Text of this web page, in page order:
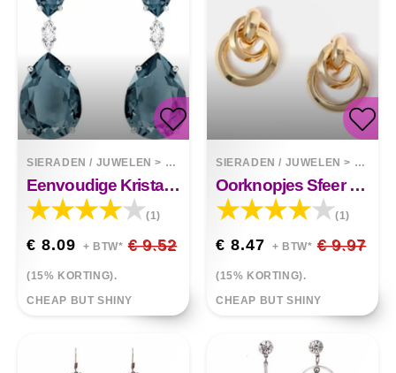
SIERADEN / JUWELEN > OORBELLEN
Eenvoudige Kristallen Oorbellen
(1)
€ 8.09 + BTW* € 9.52
(15% KORTING).
CHEAP BUT SHINY
SIERADEN / JUWELEN >
Oorknopjes Sfeer Metalen Ring Gesp Hollow
(1)
€ 8.47 + BTW* € 9.97
(15% KORTING).
CHEAP BUT SHINY